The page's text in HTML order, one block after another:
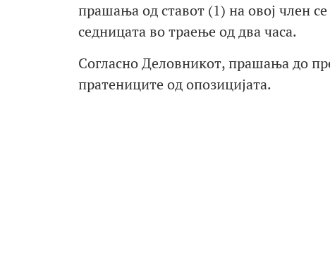
прашања од ставот (1) на овој член
седницата во траење од два часа.
Согласно Деловникот, прашања до
пратениците од опозицијата.